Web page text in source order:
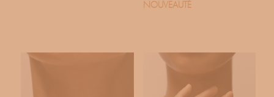
NOUVEAUTÉ